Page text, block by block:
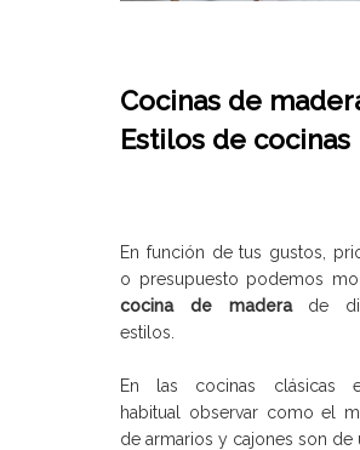
Cocinas de
Estilos de cocinas
En función de tus gustos,
o presupuesto podemos
cocina de madera de
estilos.
En las cocinas clásicas
habitual observar como el
de armarios y cajones son de